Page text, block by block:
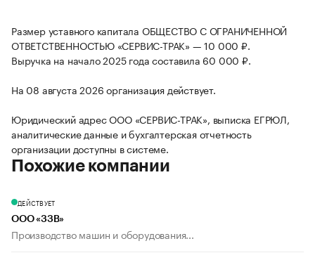
Размер уставного капитала ОБЩЕСТВО С ОГРАНИЧЕННОЙ
ОТВЕТСТВЕННОСТЬЮ «СЕРВИС-ТРАК» — 10 000 ₽.
Выручка на начало 2025 года составила 60 000 ₽.
На 08 августа 2026 организация действует.
Юридический адрес ООО «СЕРВИС-ТРАК», выписка ЕГРЮЛ,
аналитические данные и бухгалтерская отчетность
организации доступны в системе.
Похожие компании
ДЕЙСТВУЕТ
ООО «ЗЗВ»
Производство машин и оборудования...